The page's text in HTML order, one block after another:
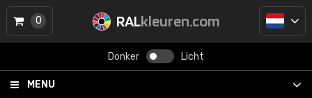
RALkleuren.com
Donker Licht
MENU
0